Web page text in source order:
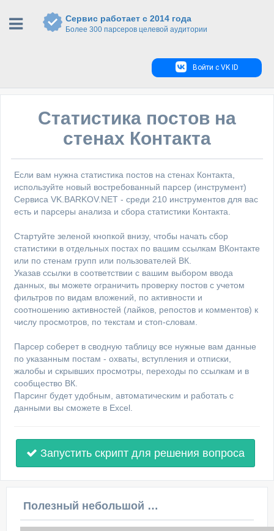
Сервис работает с 2014 года
Более 300 парсеров целевой аудитории
Войти с VK ID
Статистика постов на
стенах Контакта
Если вам нужна статистика постов на стенах Контакта,
используйте новый востребованный парсер (инструмент)
Сервиса VK.BARKOV.NET - среди 210 инструментов для вас
есть и парсеры анализа и сбора статистики Контакта.
Стартуйте зеленой кнопкой внизу, чтобы начать сбор
статистики в отдельных постах по вашим ссылкам ВКонтакте
или по стенам групп или пользователей ВК.
Указав ссылки в соответствии с вашим выбором ввода
данных, вы можете ограничить проверку постов с учетом
фильтров по видам вложений, по активности и
соотношению активностей (лайков, репостов и комментов) к
числу просмотров, по текстам и стоп-словам.
Парсер соберет в сводную таблицу все нужные вам данные
по указанным постам - охваты, вступления и отписки,
жалобы и скрывших просмотры, переходы по ссылкам и в
сообщество ВК.
Парсинг будет удобным, автоматическим и работать с
данными вы сможете в Excel.
Запустить скрипт для решения вопроса
Полезный небольшой видеоурок по этой теме